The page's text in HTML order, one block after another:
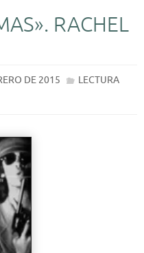
RACHEL
DE 2015 LECTURA